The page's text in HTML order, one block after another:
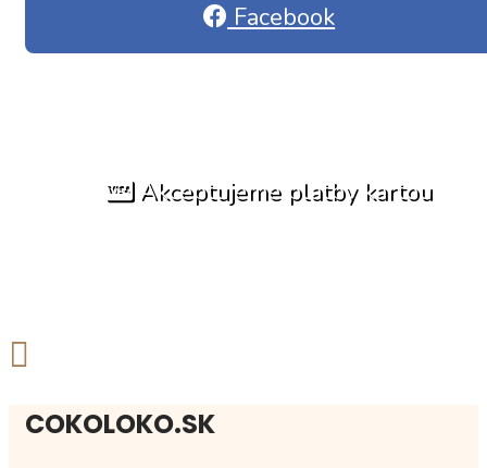
Facebook
Akceptujeme platby kartou
COKOLOKO.SK